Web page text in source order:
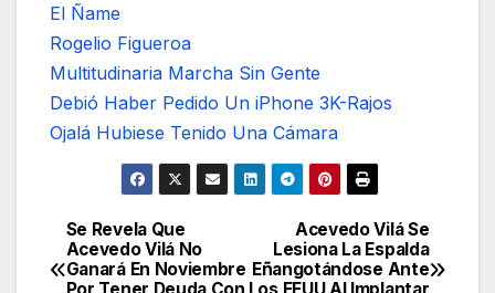
El Ñame
Rogelio Figueroa
Multitudinaria Marcha Sin Gente
Debió Haber Pedido Un iPhone 3K-Rajos
Ojalá Hubiese Tenido Una Cámara
Navegación
Acevedo Vilá Se
Lesiona La Espalda
Eñangotándose Ante
Se Revela Que
Acevedo Vilá No
Ganará En Noviembre